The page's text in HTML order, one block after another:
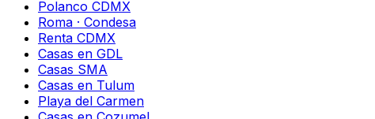
Polanco CDMX
Roma · Condesa
Renta CDMX
Casas en GDL
Casas SMA
Casas en Tulum
Playa del Carmen